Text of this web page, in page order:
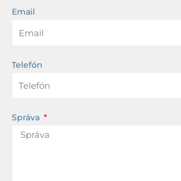
Email
Telefón
Správa